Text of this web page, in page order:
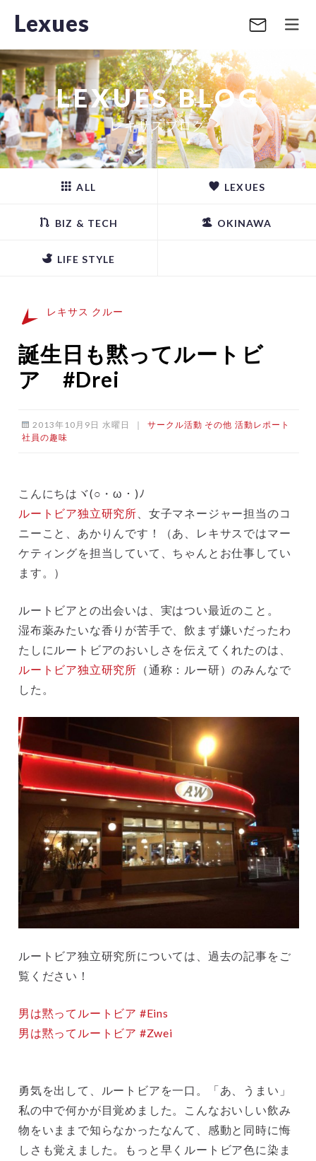
Lexues
LEXUES BLOG
レキサスブログ
ALL LEXUES
BIZ & TECH OKINAWA
LIFE STYLE
レキサス クルー
誕生日も黙ってルートビ
ア #Drei
2013年10月9日 水曜日 ｜ サークル活動 その他 活動レポート
社員の趣味
こんにちはヾ(○・ω・)ﾉ
ルートビア独立研究所 、女子マネージャー担当のコ
ニーこと、あかりんです！（あ、レキサスではマー
ケティングを担当していて、ちゃんとお仕事してい
ます。）
ルートビアとの出会いは、実はつい最近のこと。
湿布薬みたいな香りが苦手で、飲まず嫌いだったわ
たしにルートビアのおいしさを伝えてくれたのは、
ルートビア独立研究所 （通称：ルー研）のみんなで
した。
ルートビア独立研究所については、過去の記事をご
覧ください！
男は黙ってルートビア #Eins
男は黙ってルートビア #Zwei
勇気を出して、ルートビアを一口。「あ、うまい」
私の中で何かが目覚めました。こんなおいしい飲み
物をいままで知らなかったなんて、感動と同時に悔
しさも覚えました。もっと早くルートビア色に染ま